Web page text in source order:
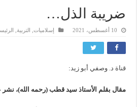
ضريبة الذل…
10 أغسطس، 2021 إسلاميات التربية
قناة د. وصفي أبو زيد:
مقال بقلم الأستاذ سيد قطب (رحمه الله)، نشر عام